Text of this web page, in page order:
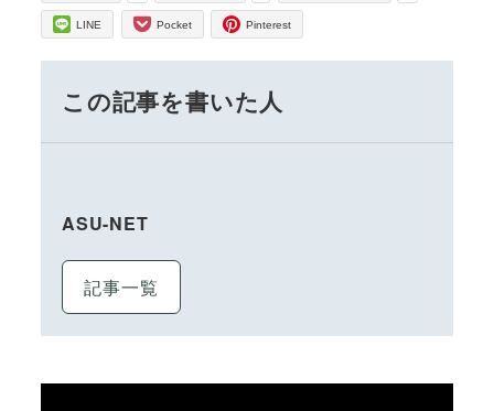
LINE Pocket Pinterest
この記事を書いた人
ASU-NET
記事一覧